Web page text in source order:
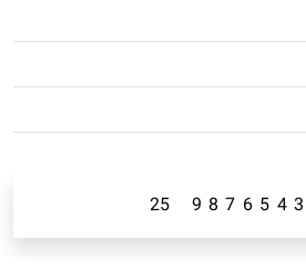
3
4
5
6
7
8
9
25